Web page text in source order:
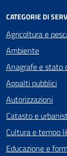
CATEGORIE DI
Agricoltura e
Ambiente
Anagrafe e stato
Appalti pubblici
Autorizzazioni
Catasto e
Cultura e tempo
Educazione e